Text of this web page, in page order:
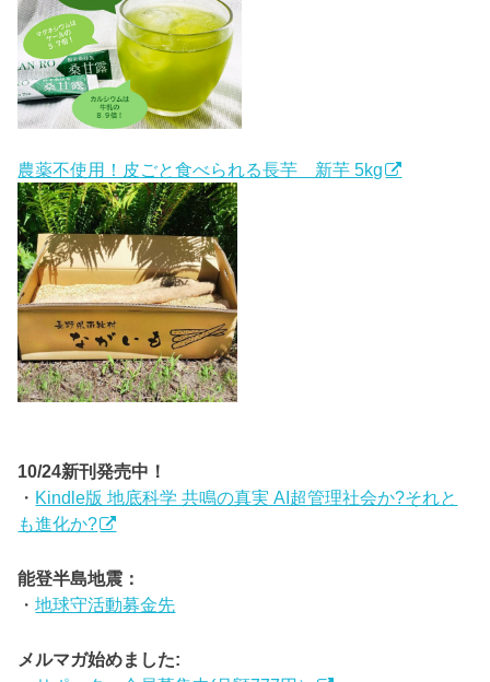
農薬不使用！皮ごと食べられる長芋 新芋 5kg
10/24新刊発売中！
・ Kindle版 地底科学 共鳴の真実 AI超管理社会か?それと
も進化か?
能登半島地震：
・地球守活動募金先
メルマガ始めました: